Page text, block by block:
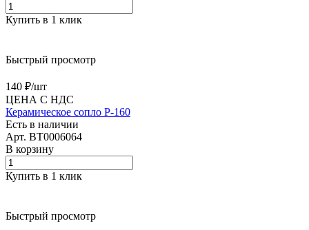
Купить в 1 клик
Быстрый просмотр
140 ₽/шт
ЦЕНА С НДС
Керамическое сопло P-160
Есть в наличии
Арт. BT0006064
В корзину
Купить в 1 клик
Быстрый просмотр